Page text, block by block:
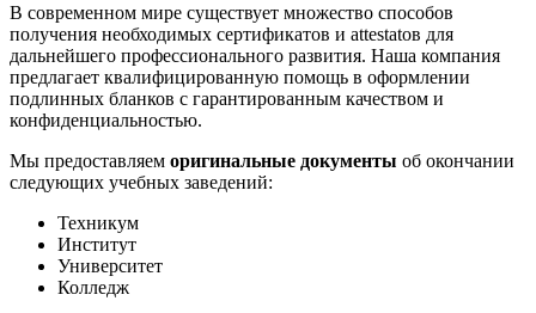
В современном мире существует множество способов
получения необходимых сертификатов и attestatов для
дальнейшего профессионального развития. Наша компания
предлагает квалифицированную помощь в оформлении
подлинных бланков с гарантированным качеством и
конфиденциальностью.
Мы предоставляем оригинальные документы об окончании
следующих учебных заведений:
Техникум
Институт
Университет
Колледж